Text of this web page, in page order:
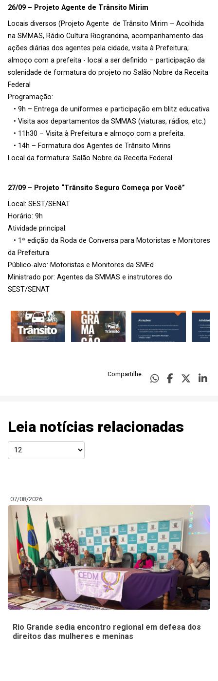
26/09 – Projeto Agente de Trânsito Mirim
Locais diversos (Projeto Agente de Trânsito Mirim – Acolhida
na SMMAS, Rádio Cultura Riograndina, acompanhamento das
ações diárias dos agentes pela cidade, visita à Prefeitura;
almoço com a prefeita - local a ser definido – participação da
solenidade de formatura do projeto no Salão Nobre da Receita
Federal
Programação:
• 9h – Entrega de uniformes e participação em blitz educativa
• Visita aos departamentos da SMMAS (viaturas, rádios, etc.)
• 11h30 – Visita à Prefeitura e almoço com a prefeita.
• 14h – Formatura dos Agentes de Trânsito Mirins
Local da formatura: Salão Nobre da Receita Federal
27/09 – Projeto “Trânsito Seguro Começa por Você”
Local: SEST/SENAT
Horário: 9h
Atividade principal:
• 1ª edição da Roda de Conversa para Motoristas e Monitores
da Prefeitura
Público-alvo: Motoristas e Monitores da SMEd
Ministrado por: Agentes da SMMAS e instrutores do
SEST/SENAT
Compartilhe:
Leia notícias relacionadas
07/08/2026
Rio Grande sedia encontro regional em defesa dos
direitos das mulheres e meninas